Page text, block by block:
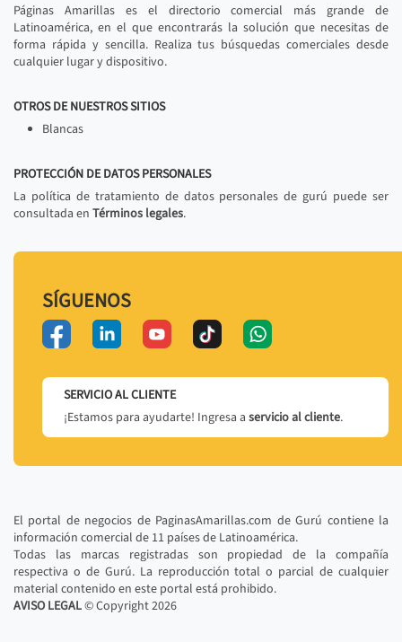
Páginas Amarillas es el directorio comercial más grande de
Latinoamérica, en el que encontrarás la solución que necesitas de
forma rápida y sencilla. Realiza tus búsquedas comerciales desde
cualquier lugar y dispositivo.
OTROS DE NUESTROS SITIOS
Blancas
PROTECCIÓN DE DATOS PERSONALES
La política de tratamiento de datos personales de gurú puede ser
consultada en Términos legales.
SÍGUENOS
SERVICIO AL CLIENTE
¡Estamos para ayudarte! Ingresa a servicio al cliente.
El portal de negocios de PaginasAmarillas.com de Gurú contiene la
información comercial de 11 países de Latinoamérica.
Todas las marcas registradas son propiedad de la compañía
respectiva o de Gurú. La reproducción total o parcial de cualquier
material contenido en este portal está prohibido.
AVISO LEGAL© Copyright2026